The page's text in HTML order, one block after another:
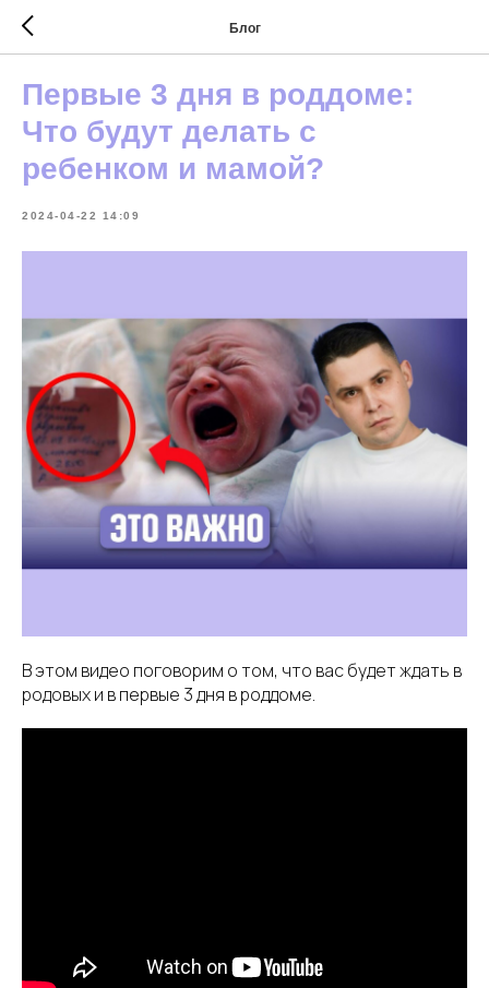
Блог
Первые 3 дня в роддоме:
Что будут делать с
ребенком и мамой?
2024-04-22 14:09
В этом видео поговорим о том, что вас будет ждать в
родовых и в первые 3 дня в роддоме.